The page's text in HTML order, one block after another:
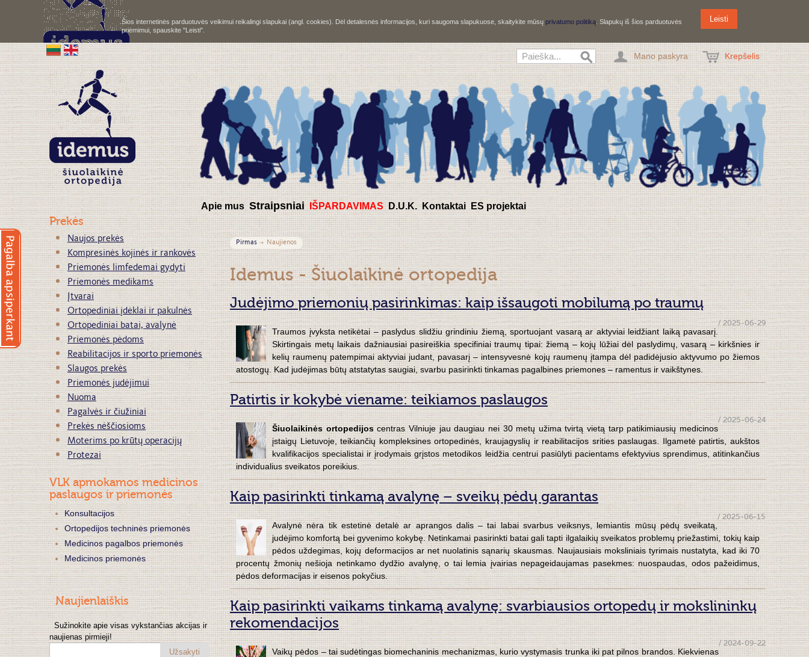
Šios internetinės parduotuvės veikimui reikalingi slapukai (angl. cookies). Dėl detalesnės informacijos, kuri saugoma slapukuose, skaitykite mūsų privatumo politiką . Slapukų iš šios parduotuvės
priėmimui, spauskite "Leisti".
Leisti
Mano paskyra Krepšelis
Apie mus Straipsniai IŠPARDAVIMAS D.U.K. Kontaktai ES projektai
Pirmas Naujienos
Idemus - Šiuolaikinė ortopedija
Judėjimo priemonių pasirinkimas: kaip išsaugoti mobilumą po traumų
/ 2025-06-29
Traumos įvyksta netikėtai – paslydus slidžiu grindiniu žiemą, sportuojant vasarą ar aktyviai leidžiant laiką pavasarį.
Skirtingais metų laikais dažniausiai pasireiškia specifiniai traumų tipai: žiemą – kojų lūžiai dėl paslydimų, vasarą – kirkšnies ir
kelių raumenų patempimai aktyviai judant, pavasarį – intensyvesnė kojų raumenų įtampa dėl padidėjusio aktyvumo po žiemos
atostogų. Kad judėjimas būtų atstatytas saugiai, svarbu pasirinkti tinkamas pagalbines priemones – ramentus ir vaikštynes.
Patirtis ir kokybė viename: teikiamos paslaugos
/ 2025-06-24
Šiuolaikinės ortopedijoscentras Vilniuje jau daugiau nei 30 metų užima tvirtą vietą tarp patikimiausių medicinos
įstaigų Lietuvoje, teikiančių kompleksines ortopedinės, kraujagyslių ir reabilitacijos srities paslaugas. Ilgametė patirtis, aukštos
kvalifikacijos specialistai ir įrodymais grįstos metodikos leidžia centrui pasiūlyti pacientams efektyvius sprendimus, atitinkančius
individualius sveikatos poreikius.
Kaip pasirinkti tinkamą avalynę – sveikų pėdų garantas
/ 2025-06-15
Avalynė nėra tik estetinė detalė ar aprangos dalis – tai labai svarbus veiksnys, lemiantis mūsų pėdų sveikatą,
judėjimo komfortą bei gyvenimo kokybę. Netinkamai pasirinkti batai gali tapti ilgalaikių sveikatos problemų priežastimi, tokių kaip
pėdos uždegimas, kojų deformacijos ar net nuolatinis sąnarių skausmas. Naujausiais moksliniais tyrimais nustatyta, kad iki 70
procentų žmonių nešioja netinkamo dydžio avalynę, o tai lemia įvairias nepageidaujamas pasekmes: nuospaudas, odos pažeidimus,
pėdos deformacijas ir eisenos pokyčius.
Kaip pasirinkti vaikams tinkamą avalynę: svarbiausios ortopedų ir mokslininkų
rekomendacijos
/ 2024-09-22
Vaikų pėdos – tai sudėtingas biomechaninis mechanizmas, kurio vystymasis trunka iki pat pilnos brandos. Kiekvienas
Prekės
Naujos prekės
Kompresinės kojinės ir rankovės
Priemonės limfedemai gydyti
Priemonės medikams
Įtvarai
Ortopediniai įdėklai ir pakulnės
Ortopediniai batai, avalynė
Priemonės pėdoms
Reabilitacijos ir sporto priemonės
Slaugos prekės
Priemonės judėjimui
Nuoma
Pagalvės ir čiužiniai
Prekės nėščiosioms
Moterims po krūtų operacijų
Protezai
VLK apmokamos medicinos
paslaugos ir priemonės
Konsultacijos
Ortopedijos techninės priemonės
Medicinos pagalbos priemonės
Medicinos priemonės
Naujienlaiškis
Sužinokite apie visas vykstančias akcijas ir
naujienas pirmieji!
Užsakyti